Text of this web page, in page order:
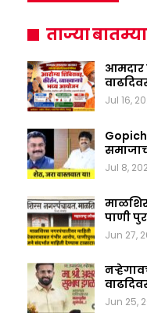
ताज्या बातम्या
आमदार
Jul 16,
Jul 8,
पाणी
Jun 27,
Jun 25,